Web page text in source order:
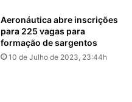
Aeronáutica abre inscrições
para 225 vagas para
formação de sargentos
10 de Julho de 2023, 23:44h